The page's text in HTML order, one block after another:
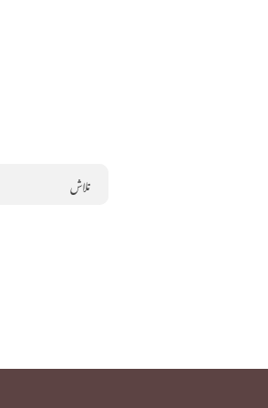
Search